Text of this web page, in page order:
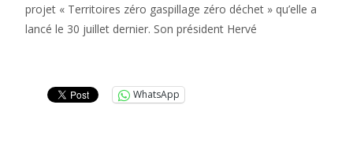
projet « Territoires zéro gaspillage zéro déchet » qu’elle a
lancé le 30 juillet dernier. Son président Hervé
WhatsApp